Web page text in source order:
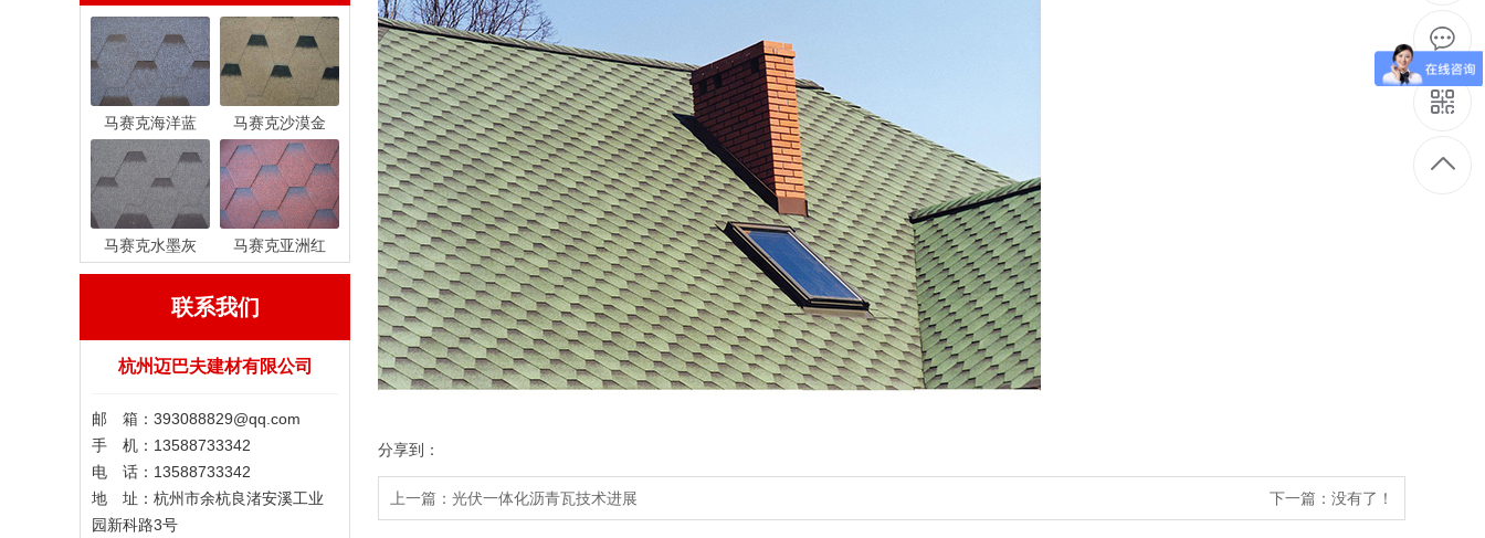
马赛克海洋蓝 马赛克沙漠金
马赛克水墨灰 马赛克亚洲红
联系我们
杭州迈巴夫建材有限公司
邮 箱：393088829@qq.com
手 机：13588733342
电 话：13588733342
地 址：杭州市余杭良渚安溪工业
园新科路3号
分享到：
上一篇： 光伏一体化沥青瓦技术进展 下一篇：没有了！